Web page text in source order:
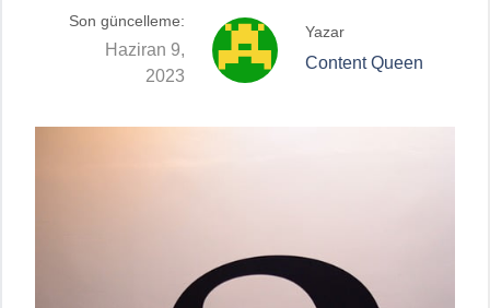
Son güncelleme:
Haziran 9,
2023
Yazar
Content Queen